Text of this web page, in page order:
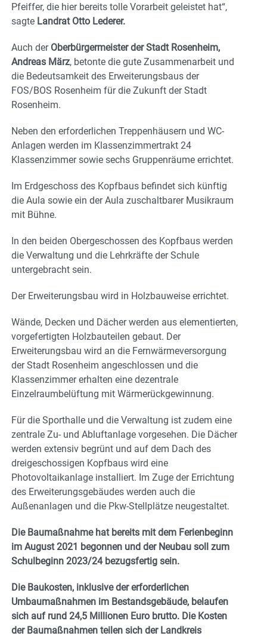
Pfeiffer, die hier bereits tolle Vorarbeit geleistet hat“,
sagte Landrat Otto Lederer.
Auch der Oberbürgermeister der Stadt Rosenheim,
Andreas März, betonte die gute Zusammenarbeit und
die Bedeutsamkeit des Erweiterungsbaus der
FOS/BOS Rosenheim für die Zukunft der Stadt
Rosenheim.
Neben den erforderlichen Treppenhäusern und WC-
Anlagen werden im Klassenzimmertrakt 24
Klassenzimmer sowie sechs Gruppenräume errichtet.
Im Erdgeschoss des Kopfbaus befindet sich künftig
die Aula sowie ein der Aula zuschaltbarer Musikraum
mit Bühne.
In den beiden Obergeschossen des Kopfbaus werden
die Verwaltung und die Lehrkräfte der Schule
untergebracht sein.
Der Erweiterungsbau wird in Holzbauweise errichtet.
Wände, Decken und Dächer werden aus elementierten,
vorgefertigten Holzbauteilen gebaut. Der
Erweiterungsbau wird an die Fernwärmeversorgung
der Stadt Rosenheim angeschlossen und die
Klassenzimmer erhalten eine dezentrale
Einzelraumbelüftung mit Wärmerückgewinnung.
Für die Sporthalle und die Verwaltung ist zudem eine
zentrale Zu- und Abluftanlage vorgesehen. Die Dächer
werden extensiv begrünt und auf dem Dach des
dreigeschossigen Kopfbaus wird eine
Photovoltaikanlage installiert. Im Zuge der Errichtung
des Erweiterungsgebäudes werden auch die
Außenanlagen und die Pkw-Stellplätze neugestaltet.
Die Baumaßnahme hat bereits mit dem Ferienbeginn
im August 2021 begonnen und der Neubau soll zum
Schulbeginn 2023/24 bezugsfertig sein.
Die Baukosten, inklusive der erforderlichen
Umbaumaßnahmen im Bestandsgebäude, belaufen
sich auf rund 24,5 Millionen Euro brutto. Die Kosten
der Baumaßnahmen teilen sich der Landkreis